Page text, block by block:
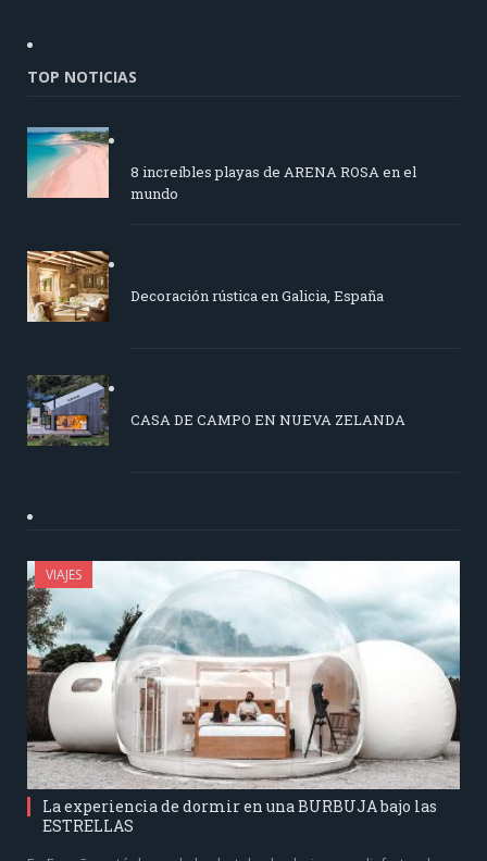
TOP NOTICIAS
8 increíbles playas de ARENA ROSA en el
mundo
Decoración rústica en Galicia, España
CASA DE CAMPO EN NUEVA ZELANDA
VIAJES
La experiencia de dormir en una BURBUJA bajo las
ESTRELLAS